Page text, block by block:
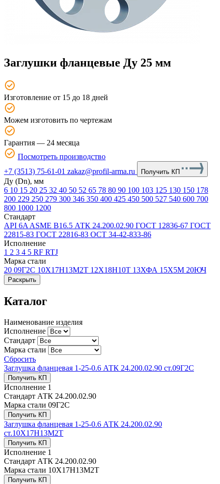
Заглушки фланцевые Ду 25 мм
Изготовление от 15 до 18 дней
Можем изготовить по чертежам
Гарантия — 24 месяца
Посмотреть производство
+7 (3513) 75-61-01 zakaz@profil-arma.ru Получить КП
Ду (Dn), мм
6 10 15 20 25 32 40 50 52 65 78 80 90 100 103 125 130 150 178
200 229 250 279 300 346 350 400 425 450 500 527 540 600 700
800 1000 1200
Стандарт
API 6A ASME В16.5 АТК 24.200.02.90 ГОСТ 12836-67 ГОСТ
22815-83 ГОСТ 22816-83 ОСТ 34-42-833-86
Исполнение
1 2 3 4 5 RF RTJ
Марка стали
20 09Г2С 10Х17Н13М2Т 12Х18Н10Т 13ХФА 15Х5М 20ЮЧ
Раскрыть
Каталог
Наименование изделия
Исполнение
Стандарт
Марка стали
Сбросить
Заглушка фланцевая 1-25-0.6 АТК 24.200.02.90 ст.09Г2С
Получить КП
Исполнение 1
Стандарт АТК 24.200.02.90
Марка стали 09Г2С
Получить КП
Заглушка фланцевая 1-25-0.6 АТК 24.200.02.90
ст.10Х17Н13М2Т
Получить КП
Исполнение 1
Стандарт АТК 24.200.02.90
Марка стали 10Х17Н13М2Т
Получить КП